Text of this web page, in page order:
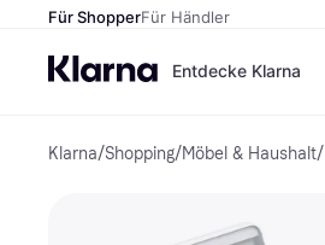
Für ShopperFür Händler
Entdecke Klarna
Klarna/Shopping/Möbel & Haushalt/